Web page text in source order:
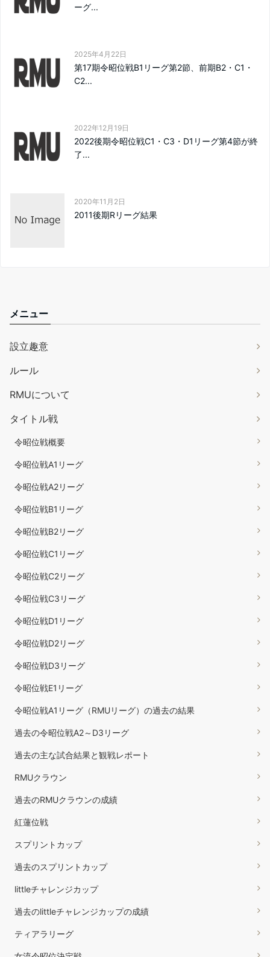
ーグ...
2025年4月22日
第17期令昭位戦B1リーグ第2節、前期B2・C1・
C2...
2022年12月19日
2022後期令昭位戦C1・C3・D1リーグ第4節が終
了...
2020年11月2日
2011後期Rリーグ結果
メニュー
設立趣意
ルール
RMUについて
タイトル戦
令昭位戦概要
令昭位戦A1リーグ
令昭位戦A2リーグ
令昭位戦B1リーグ
令昭位戦B2リーグ
令昭位戦C1リーグ
令昭位戦C2リーグ
令昭位戦C3リーグ
令昭位戦D1リーグ
令昭位戦D2リーグ
令昭位戦D3リーグ
令昭位戦E1リーグ
令昭位戦A1リーグ（RMUリーグ）の過去の結果
過去の令昭位戦A2～D3リーグ
過去の主な試合結果と観戦レポート
RMUクラウン
過去のRMUクラウンの成績
紅蓮位戦
スプリントカップ
過去のスプリントカップ
littleチャレンジカップ
過去のlittleチャレンジカップの成績
ティアラリーグ